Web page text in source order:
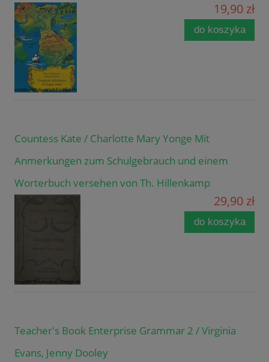
19,90 zł
do koszyka
Countess Kate / Charlotte Mary Yonge Mit
Anmerkungen zum Schulgebrauch und einem
Worterbuch versehen von Th. Hillenkamp
29,90 zł
do koszyka
Teacher's Book Enterprise Grammar 2 / Virginia
Evans, Jenny Dooley